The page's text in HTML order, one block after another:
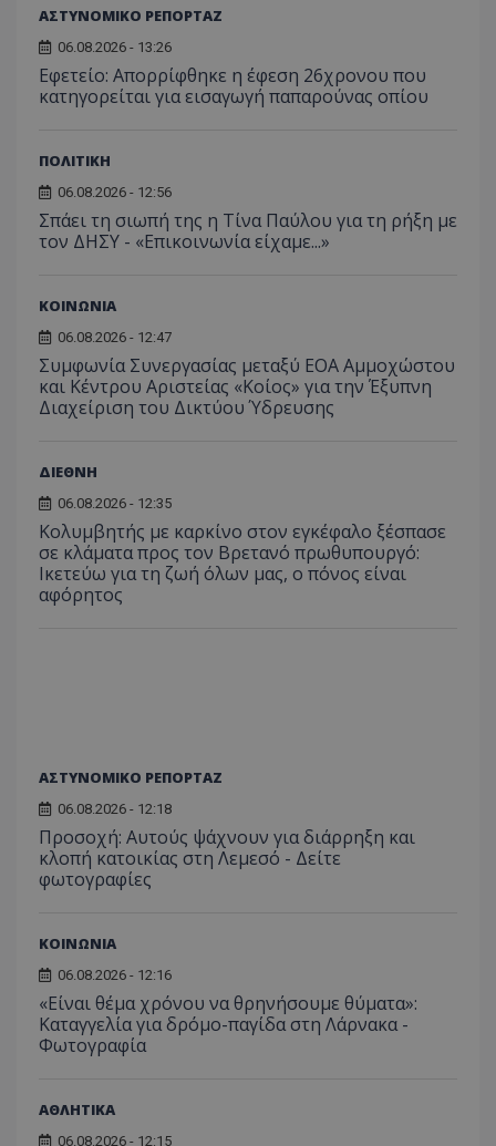
ΑΣΤΥΝΟΜΙΚΟ ΡΕΠΟΡΤΑΖ
06.08.2026 - 13:26
Εφετείο: Απορρίφθηκε η έφεση 26χρονου που
κατηγορείται για εισαγωγή παπαρούνας οπίου
ΠΟΛΙΤΙΚΗ
06.08.2026 - 12:56
Σπάει τη σιωπή της η Τίνα Παύλου για τη ρήξη με
τον ΔΗΣΥ - «Επικοινωνία είχαμε...»
ΚΟΙΝΩΝΙΑ
06.08.2026 - 12:47
Συμφωνία Συνεργασίας μεταξύ ΕΟΑ Αμμοχώστου
και Κέντρου Αριστείας «Κοίος» για την Έξυπνη
Διαχείριση του Δικτύου Ύδρευσης
ΔΙΕΘΝΗ
06.08.2026 - 12:35
Κολυμβητής με καρκίνο στον εγκέφαλο ξέσπασε
σε κλάματα προς τον Βρετανό πρωθυπουργό:
Ικετεύω για τη ζωή όλων μας, ο πόνος είναι
αφόρητος
ΑΣΤΥΝΟΜΙΚΟ ΡΕΠΟΡΤΑΖ
06.08.2026 - 12:18
Προσοχή: Αυτούς ψάχνουν για διάρρηξη και
κλοπή κατοικίας στη Λεμεσό - Δείτε
φωτογραφίες
ΚΟΙΝΩΝΙΑ
06.08.2026 - 12:16
«Είναι θέμα χρόνου να θρηνήσουμε θύματα»:
Καταγγελία για δρόμο-παγίδα στη Λάρνακα -
Φωτογραφία
ΑΘΛΗΤΙΚΑ
06.08.2026 - 12:15